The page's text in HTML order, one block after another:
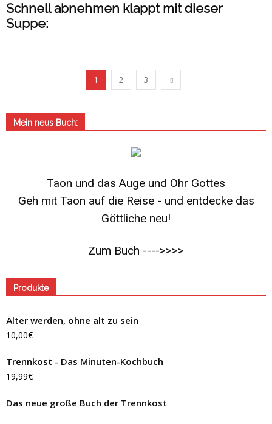
Schnell abnehmen klappt mit dieser
Suppe:
1 2 3
Mein neus Buch:
Taon und das Auge und Ohr Gottes
Geh mit Taon auf die Reise - und entdecke das
Göttliche neu!
Zum Buch ---->>>>
Produkte
Älter werden, ohne alt zu sein
10,00€
Trennkost - Das Minuten-Kochbuch
19,99€
Das neue große Buch der Trennkost